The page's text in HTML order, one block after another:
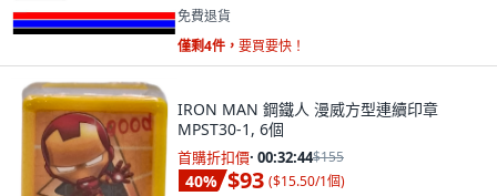
免費退貨
僅剩4件， 要買要快！
IRON MAN 鋼鐵人 漫威方型連續印章
MPST30-1, 6個
首購折扣價· 00:32:42$155
40% $93 ($15.50/1個)